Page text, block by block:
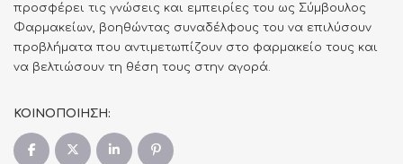
προσφέρει τις γνώσεις και εμπειρίες του ως Σύμβουλος
Φαρμακείων, βοηθώντας συναδέλφους του να επιλύσουν
προβλήματα που αντιμετωπίζουν στο φαρμακείο τους και
να βελτιώσουν τη θέση τους στην αγορά.
ΚΟΙΝΟΠΟΙΗΣΗ: